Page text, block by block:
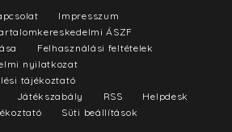
Impresszum
ÁSZF
Felhasználási feltételek
nyilatkozat
tájékoztató
Játékszabály RSS
Helpdesk
Süti beállítások